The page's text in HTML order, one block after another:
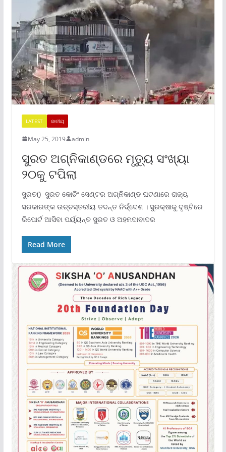
LATEST ଜାତୀୟ
May 25, 2019 admin
ସୁରତ ଅଗ୍ନିକାଣ୍ଡରେ ମୃତ୍ୟୁ ସଂଖ୍ୟା
୨୦କୁ ଟପିଲା
ସୁରତ() ସୁରତ କୋଚିଂ ସେଣ୍ଟର ଅଗ୍ନିକାଣ୍ଡ ଘଟଣାରେ ରାଜ୍ୟ
ସରକାରଙ୍କ ଉଚ୍ଚସ୍ତରୀୟ ତଦନ୍ତ ନିର୍ଦ୍ଦେଶ । ସୁରକ୍ଷାକୁ ଦୃଷ୍ଟିରେ
ରିପୋର୍ଟ ଆସିବା ପର୍ୟ୍ୟନ୍ତ ସୁରତ ଓ ଅହମଦାବାଦର
Read More